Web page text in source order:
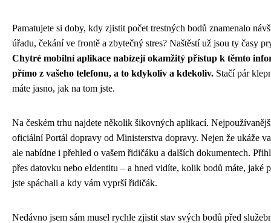
Pamatujete si doby, kdy zjistit počet trestných bodů znamenalo
úřadu, čekání ve frontě a zbytečný stres? Naštěstí už jsou ty časy
Chytré mobilní aplikace nabízejí okamžitý přístup k těmto
přímo z vašeho telefonu, a to kdykoliv a kdekoliv. Stačí pár
máte jasno, jak na tom jste.
Na českém trhu najdete několik šikovných aplikací.
oficiální Portál dopravy od Ministerstva dopravy. Nejen že ukáže
ale nabídne i přehled o vašem řidičáku a dalších dokumentech.
přes datovku nebo eIdentitu – a hned vidíte, kolik bodů máte, jaké
jste spáchali a kdy vám vyprší řidičák.
Nedávno jsem sám musel rychle zjistit stav svých bodů před